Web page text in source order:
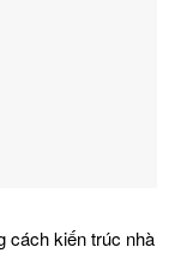
cách kiến trúc nhà